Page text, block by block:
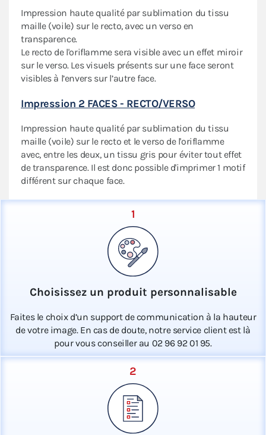
Impression haute qualité par sublimation du tissu
maille (voile) sur le recto, avec un verso en
transparence.
Le recto de l'oriflamme sera visible avec un effet miroir
sur le verso. Les visuels présents sur une face seront
visibles à l’envers sur l’autre face.
Impression 2 FACES - RECTO/VERSO
Impression haute qualité par sublimation du tissu
maille (voile) sur le recto et le verso de l'oriflamme
avec, entre les deux, un tissu gris pour éviter tout effet
de transparence. Il est donc possible d'imprimer 1 motif
différent sur chaque face.
1
Choisissez un produit personnalisable
Faites le choix d’un support de communication à la hauteur
de votre image. En cas de doute, notre service client est là
pour vous conseiller au 02 96 92 01 95.
2